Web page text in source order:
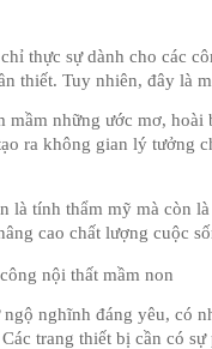
thực sự dành cho các
thiết. Tuy nhiên, đây là
những ước mơ,
ra không gian lý tưởng
tính thẩm mỹ mà còn
cao chất lượng cuộc
nghĩnh đáng yêu, có
trang thiết bị cần có